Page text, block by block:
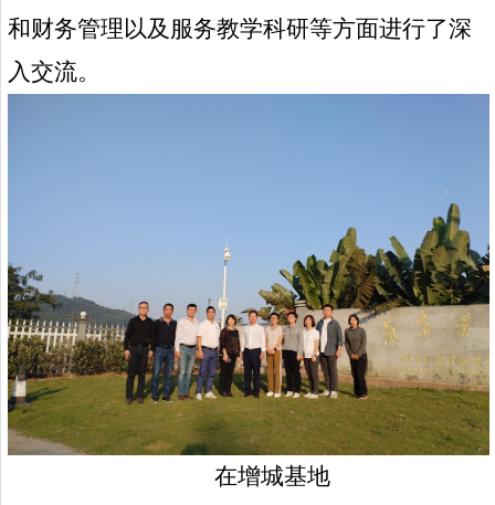
和财务管理以及服务教学科研等方面进行了深
入交流。
在增城基地